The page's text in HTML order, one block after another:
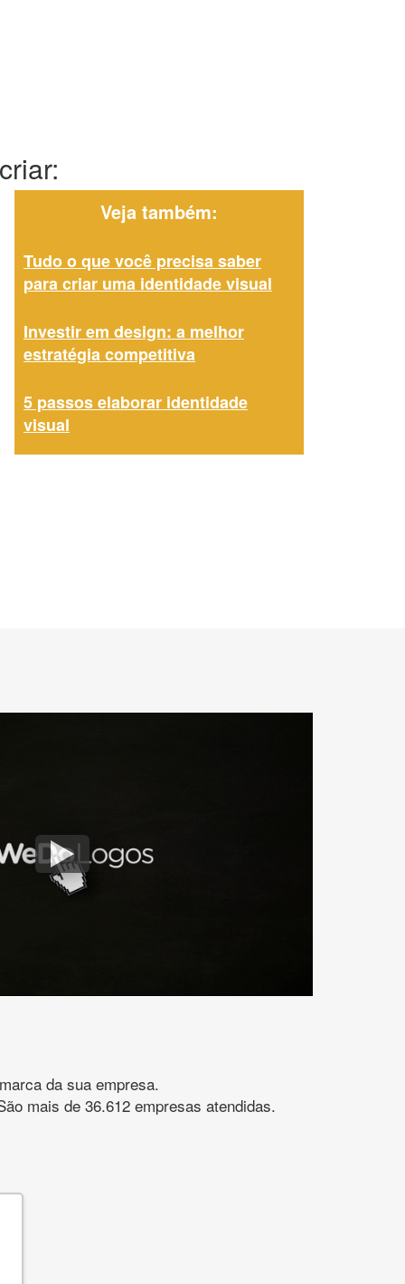
Veja também:
Tudo o que você precisa saber
para criar uma identidade visual
Investir em design: a melhor
estratégia competitiva
5 passos elaborar identidade
visual
da sua empresa.
mais de 36.612 empresas atendidas.